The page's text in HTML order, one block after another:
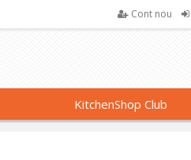
Cont nou
KitchenShop Club